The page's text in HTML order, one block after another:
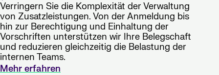
Verringern Sie die Komplexität der Verwaltung
von Zusatzleistungen. Von der Anmeldung bis
hin zur Berechtigung und Einhaltung der
Vorschriften unterstützen wir Ihre Belegschaft
und reduzieren gleichzeitig die Belastung der
internen Teams.
Mehr erfahren